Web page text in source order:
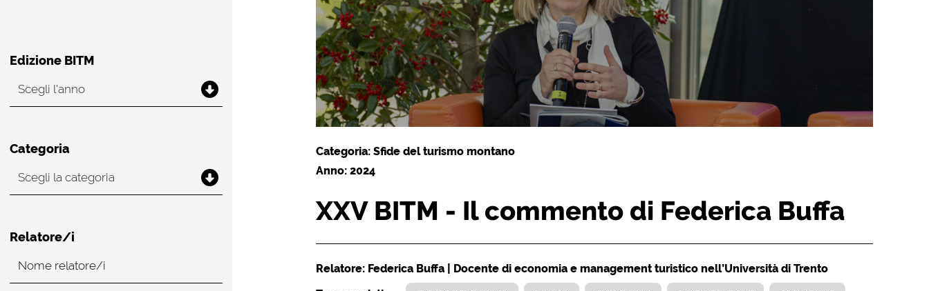
Edizione BITM
Categoria
Relatore/i
Categoria: Sfide del turismo montano
Anno: 2024
XXV BITM - Il commento di Federica Buffa
Relatore: Federica Buffa | Docente di economia e management turistico nell’Università di Trento